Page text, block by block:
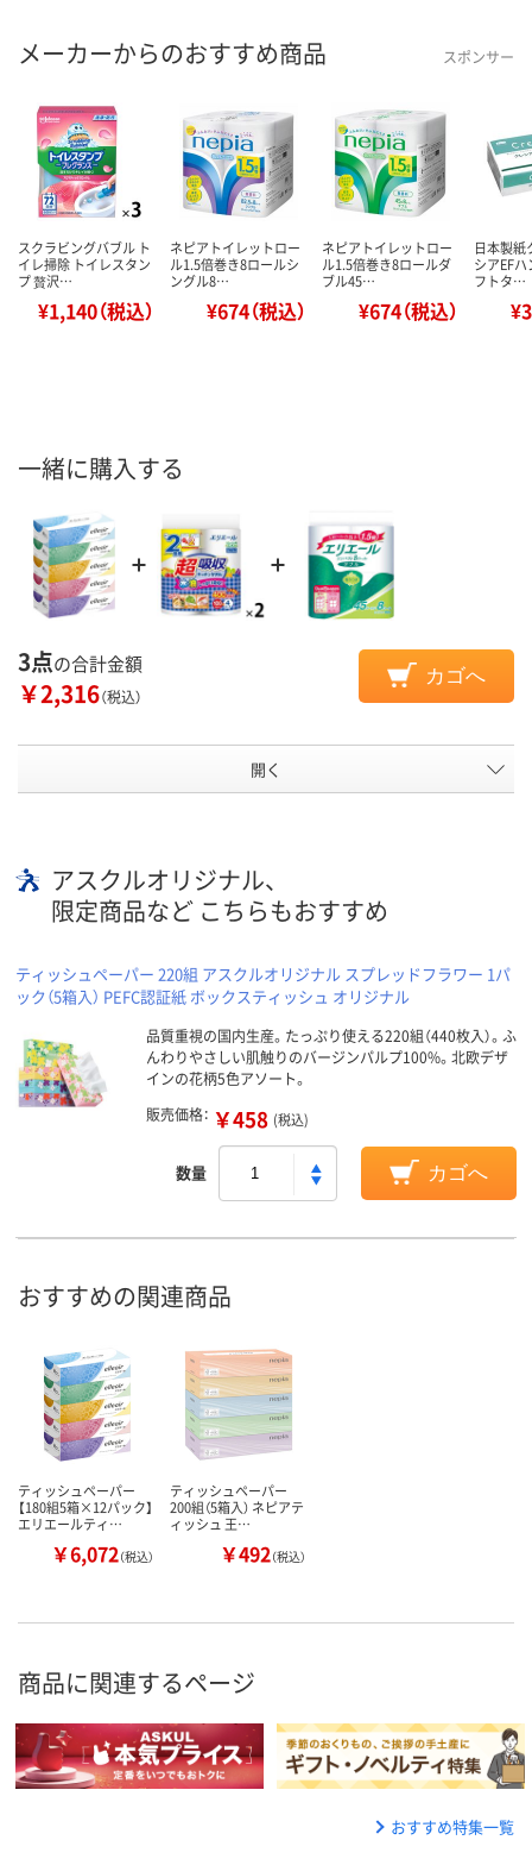
メーカーからのおすすめ商品 スポンサー
スクラビングバブル ト
イレ掃除 トイレスタン
プ 贅沢…
¥1,140（税込）
ネピアトイレットロー
ル1.5倍巻き8ロールシ
ングル8…
¥674（税込）
ネピアトイレットロー
ル1.5倍巻き8ロールダ
ブル45…
¥674（税込）
日本製紙
シアEF
フトタ…
一緒に購入する
3点の合計金額
￥2,316（税込）
カゴへ
開く
アスクルオリジナル、
限定商品など こちらもおすすめ
ティッシュペーパー 220組 アスクルオリジナル スプレッドフラワー 1パ
ック（5箱入） PEFC認証紙 ボックスティッシュ オリジナル
品質重視の国内生産。たっぷり使える220組（440枚入）。ふ
んわりやさしい肌触りのバージンパルプ100%。北欧デザ
インの花柄5色アソート。
販売価格： ￥458 (税込)
数量 カゴへ
おすすめの関連商品
ティッシュペーパー
【180組5箱×12パック】
エリエールティ…
￥6,072（税込）
ティッシュペーパー
200組（5箱入） ネピアテ
ィッシュ 王…
￥492（税込）
商品に関連するページ
おすすめ特集一覧